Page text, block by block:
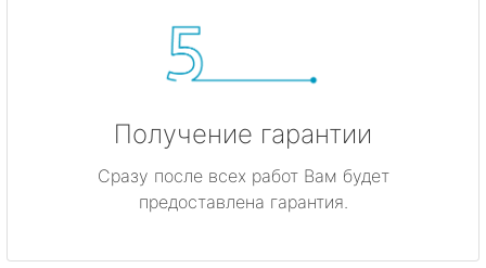
Получение гарантии
Сразу после всех работ Вам будет
предоставлена гарантия.